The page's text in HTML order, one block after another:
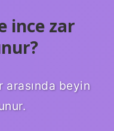
ince zar
arasında beyin